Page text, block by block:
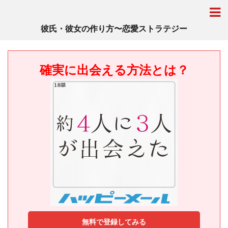
彼氏・彼女の作り方〜恋愛ストラテジー
確実に出会える方法とは？
無料で登録してみる